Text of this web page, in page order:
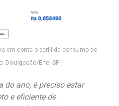
em conta o perfil de consumo de
Divulgação/Enel SP
do ano, é preciso estar
e eficiente de